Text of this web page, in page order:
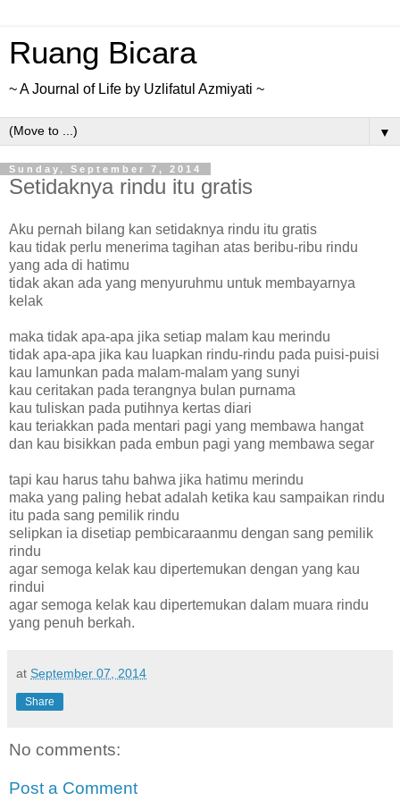
Ruang Bicara
~ A Journal of Life by Uzlifatul Azmiyati ~
▼
Sunday, September 7, 2014
Setidaknya rindu itu gratis
Aku pernah bilang kan setidaknya rindu itu gratis
kau tidak perlu menerima tagihan atas beribu-ribu rindu
yang ada di hatimu
tidak akan ada yang menyuruhmu untuk membayarnya
kelak
maka tidak apa-apa jika setiap malam kau merindu
tidak apa-apa jika kau luapkan rindu-rindu pada puisi-puisi
kau lamunkan pada malam-malam yang sunyi
kau ceritakan pada terangnya bulan purnama
kau tuliskan pada putihnya kertas diari
kau teriakkan pada mentari pagi yang membawa hangat
dan kau bisikkan pada embun pagi yang membawa segar
tapi kau harus tahu bahwa jika hatimu merindu
maka yang paling hebat adalah ketika kau sampaikan rindu
itu pada sang pemilik rindu
selipkan ia disetiap pembicaraanmu dengan sang pemilik
rindu
agar semoga kelak kau dipertemukan dengan yang kau
rindui
agar semoga kelak kau dipertemukan dalam muara rindu
yang penuh berkah.
at September 07, 2014
Share
No comments:
Post a Comment